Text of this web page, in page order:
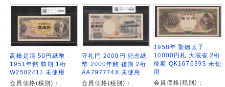
高橋是清 50円紙幣
1951年銘 前期 1桁
W250241J 未使用
会員価格(税別)：
守礼門 2000円 記念紙
幣 2000年銘 後期 2桁
AA797774X 未使用
会員価格(税別)：
1958年 聖徳太子
10000円札 大蔵省 2桁
後期 QK167639S 未使
用
会員価格(税別)：